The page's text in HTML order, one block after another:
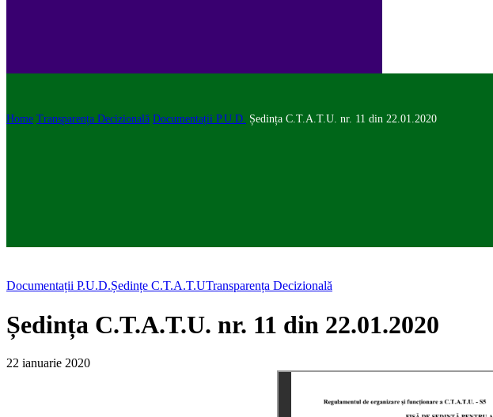
Home Transparența Decizională Documentații P.U.D. Ședința C.T.A.T.U. nr. 11 din 22.01.2020
Documentații P.U.D.Ședințe C.T.A.T.UTransparența Decizională
Ședința C.T.A.T.U. nr. 11 din 22.01.2020
22 ianuarie 2020